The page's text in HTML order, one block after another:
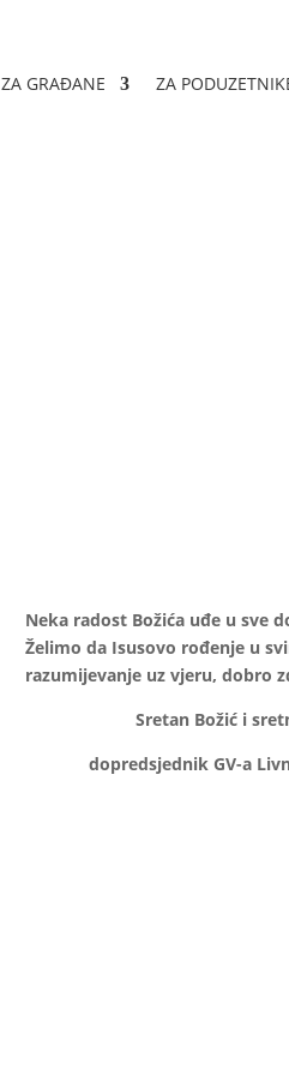
ZA GRAĐANE ZA
Neka radost Božića uđe u sve
Želimo da Isusovo rođenje u
razumijevanje uz vjeru, dobro
Sretan Božić i
dopredsjednik GV-a